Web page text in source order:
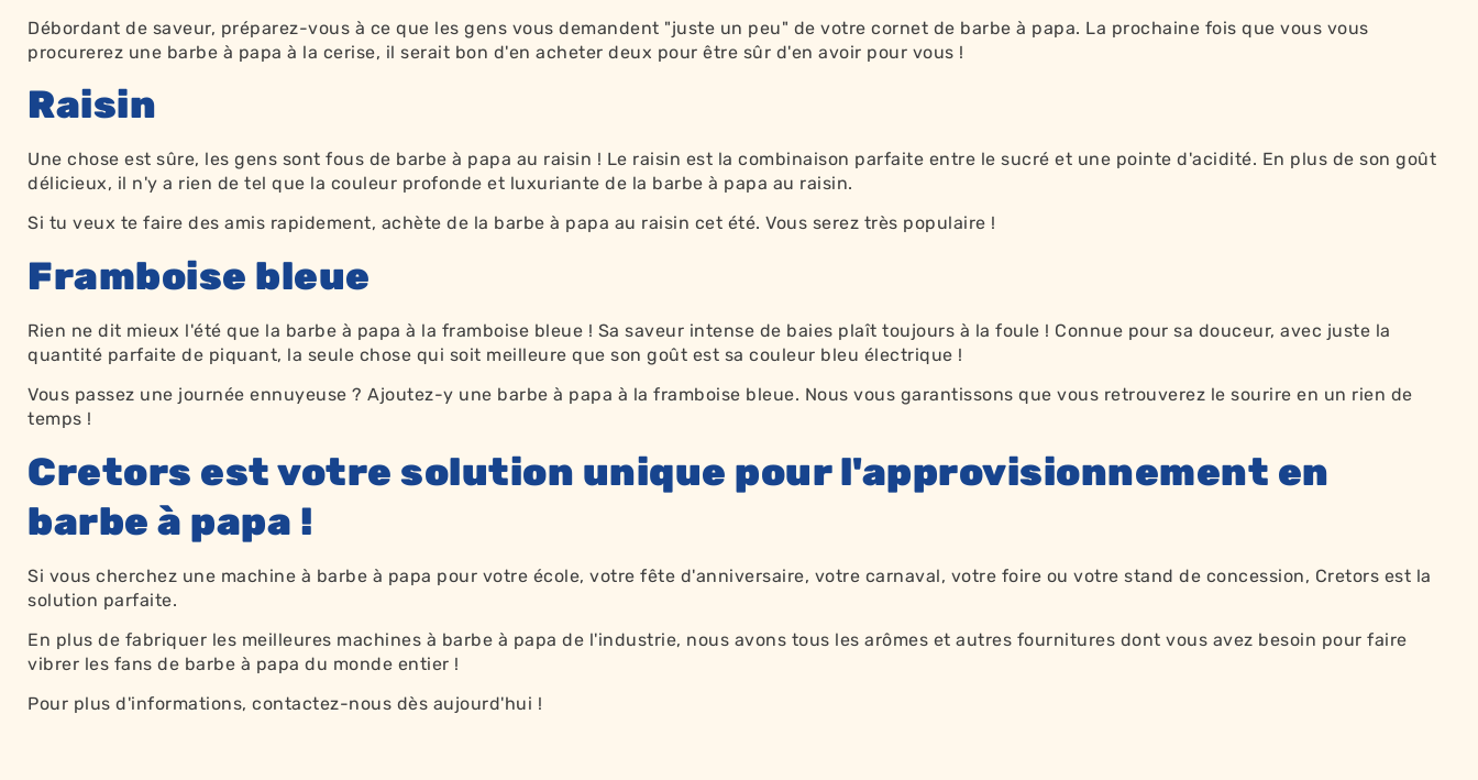
Débordant de saveur, préparez-vous à ce que les gens vous demandent "juste un peu" de votre cornet de barbe à papa. La prochaine fois que vous vous
procurerez une barbe à papa à la cerise, il serait bon d'en acheter deux pour être sûr d'en avoir pour vous !
Raisin
Une chose est sûre, les gens sont fous de barbe à papa au raisin ! Le raisin est la combinaison parfaite entre le sucré et une pointe d'acidité. En plus de son goût
délicieux, il n'y a rien de tel que la couleur profonde et luxuriante de la barbe à papa au raisin.
Si tu veux te faire des amis rapidement, achète de la barbe à papa au raisin cet été. Vous serez très populaire !
Framboise bleue
Rien ne dit mieux l'été que la barbe à papa à la framboise bleue ! Sa saveur intense de baies plaît toujours à la foule ! Connue pour sa douceur, avec juste la
quantité parfaite de piquant, la seule chose qui soit meilleure que son goût est sa couleur bleu électrique !
Vous passez une journée ennuyeuse ? Ajoutez-y une barbe à papa à la framboise bleue. Nous vous garantissons que vous retrouverez le sourire en un rien de
temps !
Cretors est votre solution unique pour l'approvisionnement en
barbe à papa !
Si vous cherchez une machine à barbe à papa pour votre école, votre fête d'anniversaire, votre carnaval, votre foire ou votre stand de concession, Cretors est la
solution parfaite.
En plus de fabriquer les meilleures machines à barbe à papa de l'industrie, nous avons tous les arômes et autres fournitures dont vous avez besoin pour faire
vibrer les fans de barbe à papa du monde entier !
Pour plus d'informations, contactez-nous dès aujourd'hui !